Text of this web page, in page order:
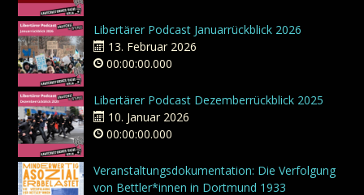
Libertärer Podcast Januarrückblick 2026
13. Februar 2026
00:00:00.000
Libertärer Podcast Dezemberrückblick 2025
10. Januar 2026
00:00:00.000
Veranstaltungsdokumentation: Die Verfolgung
von Bettler*innen in Dortmund 1933